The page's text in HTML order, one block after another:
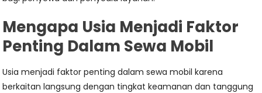
Mengapa Usia Menjadi Faktor
Penting Dalam Sewa Mobil
Usia menjadi faktor penting dalam sewa mobil karena
berkaitan langsung dengan tingkat keamanan dan tanggung